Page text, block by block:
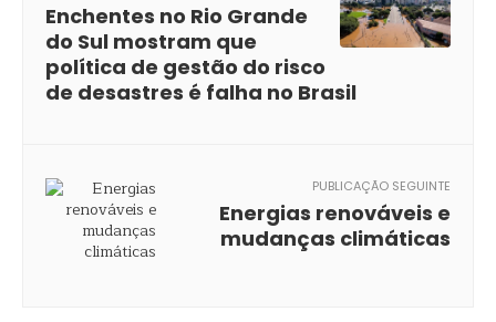
Enchentes no Rio Grande
do Sul mostram que
política de gestão do risco
de desastres é falha no Brasil
PUBLICAÇÃO SEGUINTE
Energias renováveis e
mudanças climáticas